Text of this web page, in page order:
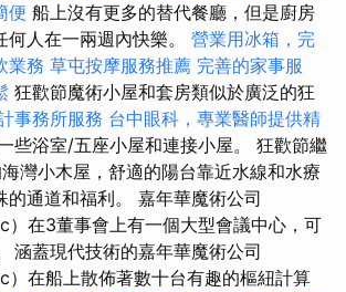
便 船上沒有更多的替代餐廳，但是廚房
何人在一兩週內快樂。 營業用冰箱，完
業務 草屯按摩服務推薦 完善的家事服
狂歡節魔術小屋和套房類似於廣泛的狂
事務所服務 台中眼科，專業醫師提供精
些浴室/五座小屋和連接小屋。 狂歡節繼
灣小木屋，舒適的陽台靠近水線和水療
的通道和福利。 嘉年華魔術公司
）在3董事會上有一個大型會議中心，可
涵蓋現代技術的嘉年華魔術公司
）在船上散佈著數十台有趣的樞紐計算